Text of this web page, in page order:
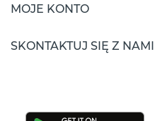
MOJE KONTO
SKONTAKTUJ SIĘ Z NAMI